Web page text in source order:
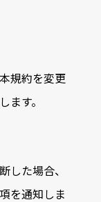
規約を変更
ます。
した場合、
を通知しま